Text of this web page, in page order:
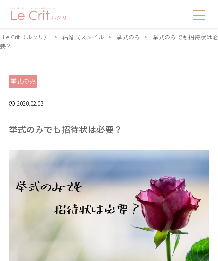
Le Crit（ルクリ） > 結婚式スタイル > 挙式のみ >
挙式のみでも招待状は必
要？
挙式のみ
2020.02.03
挙式のみでも招待状は必要？